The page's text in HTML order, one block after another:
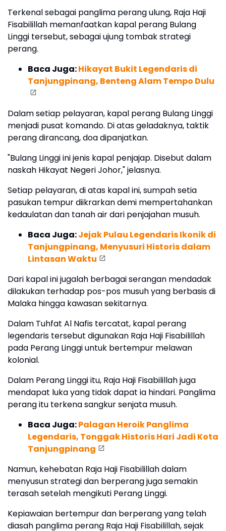
Terkenal sebagai panglima perang ulung, Raja Haji
Fisabilillah memanfaatkan kapal perang Bulang
Linggi tersebut, sebagai ujung tombak strategi
perang.
Baca Juga:Hikayat Bukit Legendaris di
Tanjungpinang, Benteng Alam Tempo Dulu
Dalam setiap pelayaran, kapal perang Bulang Linggi
menjadi pusat komando. Di atas geladaknya, taktik
perang dirancang, doa dipanjatkan.
"Bulang Linggi ini jenis kapal penjajap. Disebut dalam
naskah Hikayat Negeri Johor," jelasnya.
Setiap pelayaran, di atas kapal ini, sumpah setia
pasukan tempur diikrarkan demi mempertahankan
kedaulatan dan tanah air dari penjajahan musuh.
Baca Juga:Jejak Pulau Legendaris Ikonik di
Tanjungpinang, Menyusuri Historis dalam
Lintasan Waktu
Dari kapal ini jugalah berbagai serangan mendadak
dilakukan terhadap pos-pos musuh yang berbasis di
Malaka hingga kawasan sekitarnya.
Dalam Tuhfat Al Nafis tercatat, kapal perang
legendaris tersebut digunakan Raja Haji Fisabilillah
pada Perang Linggi untuk bertempur melawan
kolonial.
Dalam Perang Linggi itu, Raja Haji Fisabilillah juga
mendapat luka yang tidak dapat ia hindari. Panglima
perang itu terkena sangkur senjata musuh.
Baca Juga:Palagan Heroik Panglima
Legendaris, Tonggak Historis Hari Jadi Kota
Tanjungpinang
Namun, kehebatan Raja Haji Fisabilillah dalam
menyusun strategi dan berperang juga semakin
terasah setelah mengikuti Perang Linggi.
Kepiawaian bertempur dan berperang yang telah
diasah panglima perang Raja Haji Fisabilillah, sejak